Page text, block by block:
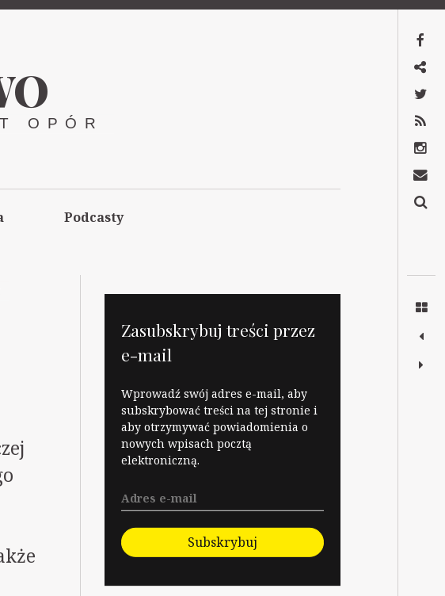
OPÓR
Podcasty
Zasubskrybuj treści przez
e-mail
Wprowadź swój adres e-mail, aby
subskrybować treści na tej stronie i
aby otrzymywać powiadomienia o
nowych wpisach pocztą
elektroniczną.
Subskrybuj